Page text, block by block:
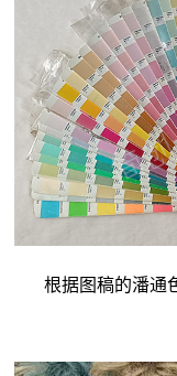
根据图稿的潘通